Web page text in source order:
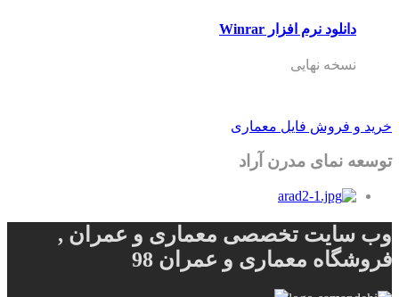
دانلود نرم افزار Winrar
نسخه نهایی
خرید و فروش فایل معماری
توسعه نمای مدرن آراد
وب سایت تخصصی معماری و عمران ,
فروشگاه معماری و عمران 98